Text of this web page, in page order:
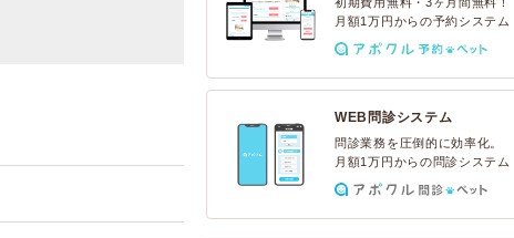
月額1万円からの予約システム
WEB問診システム
問診業務を圧倒的に効率化。
月額1万円からの問診システム